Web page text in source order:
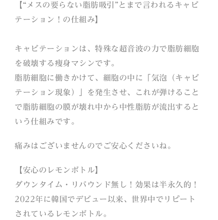
【“メスの要らない脂肪吸引”とまで言われるキャビ
テーション！の仕組み】
キャビテーションは、特殊な超音波の力で脂肪細胞
を破壊する痩身マシンです。
脂肪細胞に働きかけて、細胞の中に「気泡（キャビ
テーション現象）」を発生させ、これが弾けること
で脂肪細胞の膜が壊れ中から中性脂肪が流出すると
いう仕組みです。
痛みはございませんのでご安心くださいね。
【安心のレモンボトル】
ダウンタイム・リバウンド無し！効果は半永久的！
2022年に韓国でデビュー以来、世界中でリピート
されているレモンボトル。